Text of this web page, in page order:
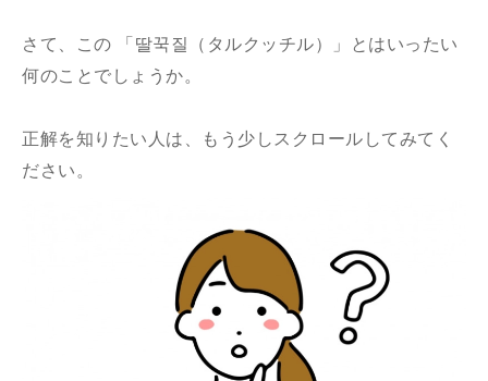
さて、この 「딸꾹질（タルクッチル）」とはいったい
何のことでしょうか。
正解を知りたい人は、もう少しスクロールしてみてく
ださい。